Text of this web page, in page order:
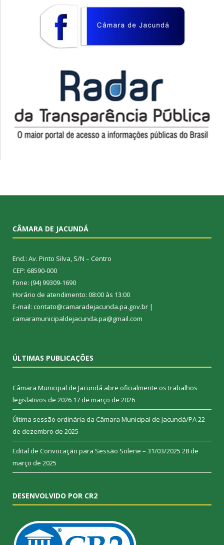
CÂMARA DE JACUNDÁ
End.: Av. Pinto Silva, S/N – Centro
CEP: 68590-000
Fone: (94) 99309-1690
Horário de atendimento: 08:00 às 13:00
E-mail: contato@camaradejacunda.pa.gov.br |
camaramunicipaldejacunda.pa@gmail.com
ÚLTIMAS PUBLICAÇÕES
Câmara Municipal de Jacundá abre oficialmente os trabalhos
legislativos de 2026 17 de março de 2026
Última sessão ordinária da Câmara Municipal de Jacundá/PA22
de dezembro de 2025
Edital de Convocação para Sessão Solene – 31/03/2025 28 de
março de 2025
DESENVOLVIDO POR CR2